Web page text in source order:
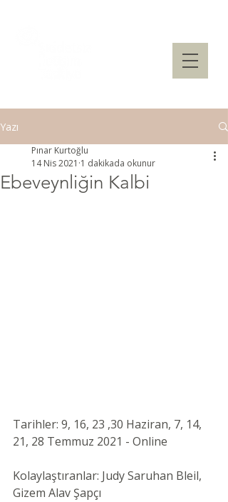
Yazı
Ebeveynliğin Kalbi
Pınar Kurtoğlu
14 Nis 2021 1 dakikada okunur
Tarihler: 9, 16, 23 ,30 Haziran, 7, 14,
21, 28 Temmuz 2021 - Online
Kolaylaştıranlar: Judy Saruhan Bleil,
Gizem Alav Şapçı